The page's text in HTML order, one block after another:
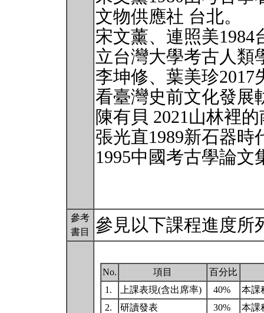
文物供應社 台北。
宋文薰、連照美
立台灣大學考古人類
李坤修、葉美珍
看臺灣史前文化發展
陳有貝 2021山林裡
張光直1989新石器時
1995中國考古學論文
參考
書目
參見以下課程進度所
No. 項目
百分比
1.
上課表現(含出席率) 40%
本課
2.
研讀發表 30%
本課